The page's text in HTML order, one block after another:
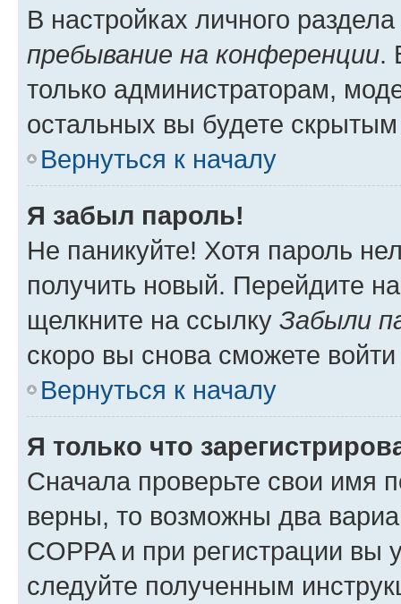
В настройках личного
пребывание на конференции.
только администраторам,
остальных вы будете
Вернуться к началу
Я забыл пароль!
Не паникуйте! Хотя пароль
получить новый. Перейдите
щелкните на ссылку Забыли
скоро вы снова сможете
Вернуться к началу
Я только что
Сначала проверьте свои имя
верны, то возможны два
COPPA и при регистрации вы
следуйте полученным